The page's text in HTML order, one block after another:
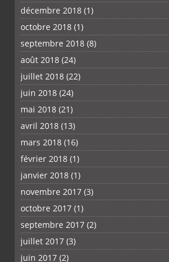
décembre 2018 (1)
octobre 2018 (1)
septembre 2018 (8)
août 2018 (24)
juillet 2018 (22)
juin 2018 (24)
mai 2018 (21)
avril 2018 (13)
mars 2018 (16)
février 2018 (1)
janvier 2018 (1)
novembre 2017 (3)
octobre 2017 (1)
septembre 2017 (2)
juillet 2017 (3)
juin 2017 (2)